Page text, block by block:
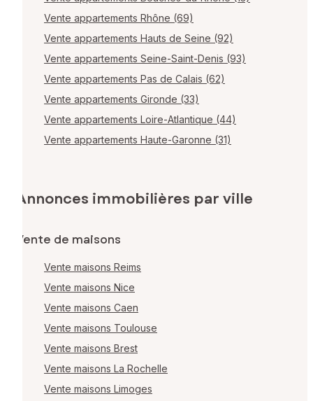
Vente appartements Rhône (69)
Vente appartements Hauts de Seine (92)
Vente appartements Seine-Saint-Denis (93)
Vente appartements Pas de Calais (62)
Vente appartements Gironde (33)
Vente appartements Loire-Atlantique (44)
Vente appartements Haute-Garonne (31)
Annonces immobilières par ville
Vente de maisons
Vente maisons Reims
Vente maisons Nice
Vente maisons Caen
Vente maisons Toulouse
Vente maisons Brest
Vente maisons La Rochelle
Vente maisons Limoges